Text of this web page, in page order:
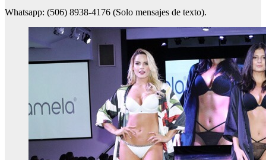
Whatsapp: (506) 8938-4176 (Solo mensajes de texto).